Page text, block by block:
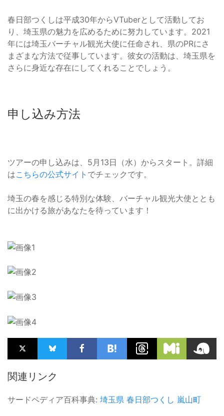
春日部つくしは平成30年からVTuberとして活動してお
り、埼玉県の魅力を広めるために努力しています。2021
年には埼玉バーチャル観光大使に任命され、県のPRにさ
まざまな方法で従事しています。彼女の活動は、埼玉県を
さらに身近な存在にしてくれることでしょう。
申し込み方法
ツアーの申し込みは、5月13日（水）からスタート。詳細
はこちらの公式サイト でチェックです。
埼玉の春を感じる特別な体験、バーチャル観光大使ととも
に出かける旅があなたを待っています！
関連リンク
サードペディア百科事典: 埼玉県 春日部つくし 嵐山町